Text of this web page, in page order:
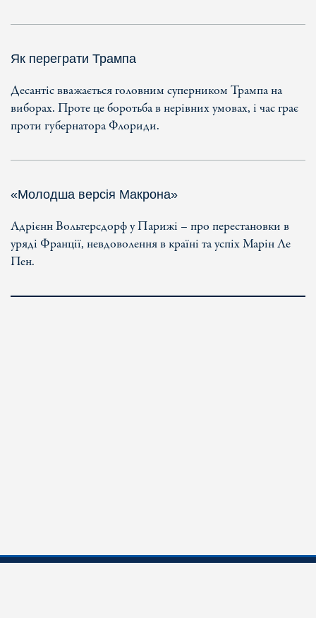
Як переграти Трампа
Десантіс вважається головним суперником Трампа на
виборах. Проте це боротьба в нерівних умовах, і час грає
проти губернатора Флориди.
«Молодша версія Макрона»
Адрієнн Вольтерсдорф у Парижі – про перестановки в
уряді Франції, невдоволення в країні та успіх Марін Ле
Пен.